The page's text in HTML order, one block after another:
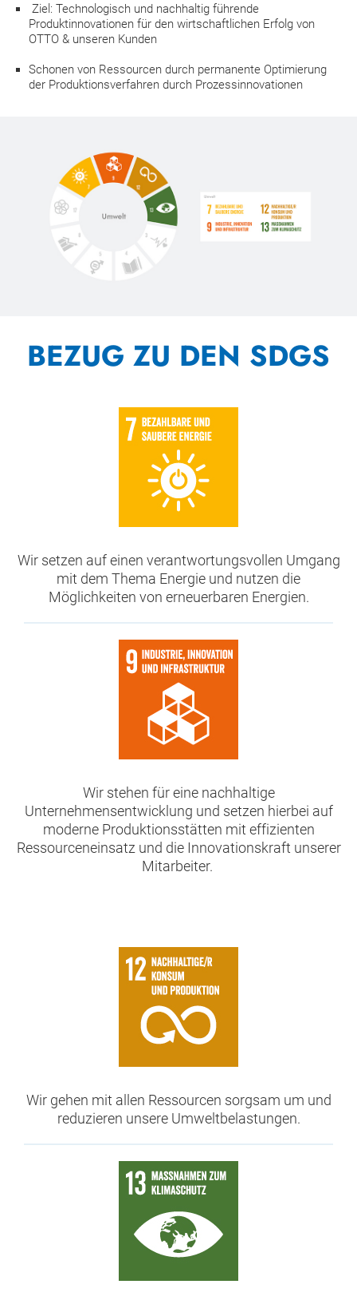
Ziel: Technologisch und nachhaltig führende
Produktinnovationen für den wirtschaftlichen Erfolg von
OTTO & unseren Kunden
Schonen von Ressourcen durch permanente Optimierung
der Produktionsverfahren durch Prozessinnovationen
BEZUG ZU DEN SDGS
Wir setzen auf einen verantwortungsvollen Umgang
mit dem Thema Energie und nutzen die
Möglichkeiten von erneuerbaren Energien.
Wir stehen für eine nachhaltige
Unternehmensentwicklung und setzen hierbei auf
moderne Produktionsstätten mit effizienten
Ressourceneinsatz und die Innovationskraft unserer
Mitarbeiter.
Wir gehen mit allen Ressourcen sorgsam um und
reduzieren unsere Umweltbelastungen.